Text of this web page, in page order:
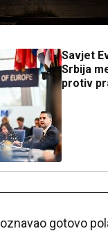
Savjet
Srbija
protiv
gotovo